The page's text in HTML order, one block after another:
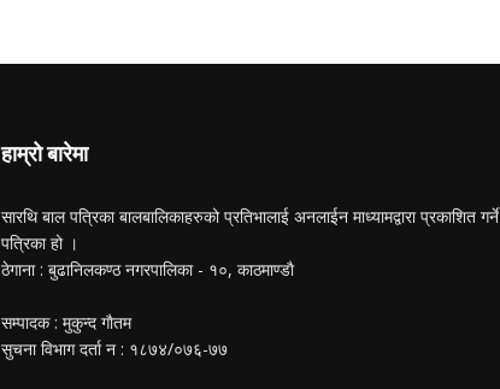
हाम्रो बारेमा
सारथि बाल पत्रिका बालबालिकाहरुको प्रतिभालाई अनलाईन माध्यामद्वारा प्रकाशित गर्ने
पत्रिका हो ।
ठेगाना : बुढानिलकण्ठ नगरपालिका - १०, काठमाण्डाै
सम्पादक : मुकुन्द गाैतम
सुचना विभाग दर्ता न‌ : १८७४/०७६-७७